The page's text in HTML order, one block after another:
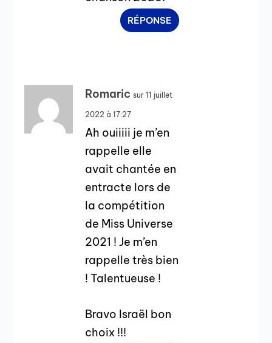
RÉPONSE
Romaric sur 11 juillet
2022 à 17:27
Ah ouiiiii je m’en
rappelle elle
avait chantée en
entracte lors de
la compétition
de Miss Universe
2021 ! Je m’en
rappelle très bien
! Talentueuse !
Bravo Israël bon
choix !!!